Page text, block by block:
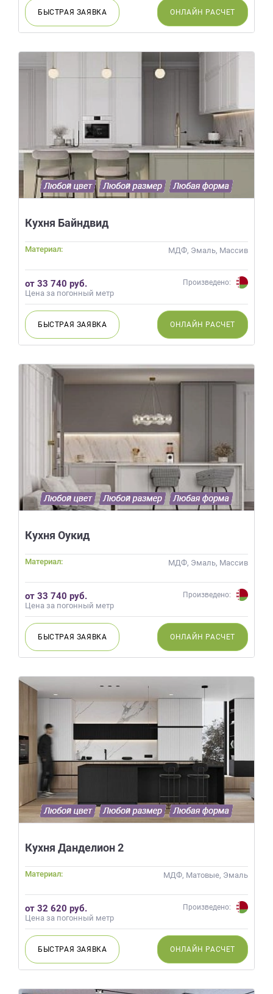
БЫСТРАЯ ЗАЯВКА ОНЛАЙН РАСЧЕТ
Кухня Байндвид
Материал: МДФ, Эмаль, Массив
от 33 740 руб.
Цена за погонный метр
Произведено:
БЫСТРАЯ ЗАЯВКА ОНЛАЙН РАСЧЕТ
Кухня Оукид
Материал: МДФ, Эмаль, Массив
от 33 740 руб.
Цена за погонный метр
Произведено:
БЫСТРАЯ ЗАЯВКА ОНЛАЙН РАСЧЕТ
Кухня Данделион 2
Материал: МДФ, Матовые, Эмаль
от 32 620 руб.
Цена за погонный метр
Произведено:
БЫСТРАЯ ЗАЯВКА ОНЛАЙН РАСЧЕТ